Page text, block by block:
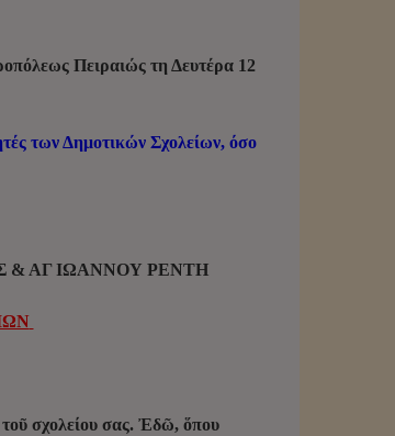
Πειραιώς τη Δευτέρα 12
των Δημοτικών Σχολείων, όσο
& ΑΓ ΙΩΑΝΝΟΥ ΡΕΝΤΗ
σχολείου σας. Ἐδῶ, ὅπου